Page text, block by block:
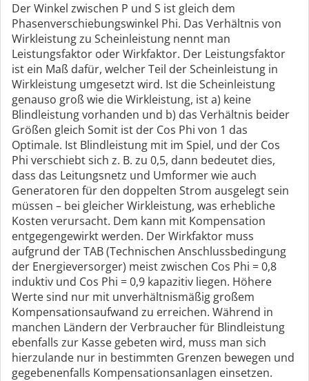
Der Winkel zwischen P und S ist gleich dem
Phasenverschiebungswinkel Phi. Das Verhältnis von
Wirkleistung zu Scheinleistung nennt man
Leistungsfaktor oder Wirkfaktor. Der Leistungsfaktor
ist ein Maß dafür, welcher Teil der Scheinleistung in
Wirkleistung umgesetzt wird. Ist die Scheinleistung
genauso groß wie die Wirkleistung, ist a) keine
Blindleistung vorhanden und b) das Verhältnis beider
Größen gleich Somit ist der Cos Phi von 1 das
Optimale. Ist Blindleistung mit im Spiel, und der Cos
Phi verschiebt sich z. B. zu 0,5, dann bedeutet dies,
dass das Leitungsnetz und Umformer wie auch
Generatoren für den doppelten Strom ausgelegt sein
müssen – bei gleicher Wirkleistung, was erhebliche
Kosten verursacht. Dem kann mit Kompensation
entgegengewirkt werden. Der Wirkfaktor muss
aufgrund der TAB (Technischen Anschlussbedingung
der Energieversorger) meist zwischen Cos Phi = 0,8
induktiv und Cos Phi = 0,9 kapazitiv liegen. Höhere
Werte sind nur mit unverhältnismäßig großem
Kompensationsaufwand zu erreichen. Während in
manchen Ländern der Verbraucher für Blindleistung
ebenfalls zur Kasse gebeten wird, muss man sich
hierzulande nur in bestimmten Grenzen bewegen und
gegebenenfalls Kompensationsanlagen einsetzen.